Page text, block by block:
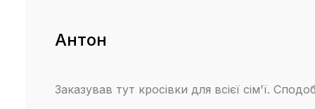
Антон
Заказував тут кросівки для всієї сім'ї.